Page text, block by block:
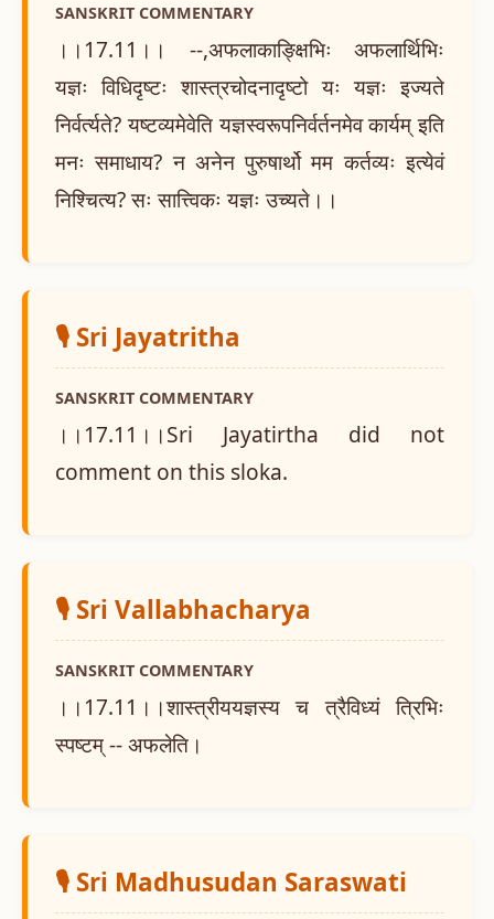
SANSKRIT COMMENTARY
।।17.11।। --,अफलाकाङ्क्षिभिः अफलार्थिभिः
यज्ञः विधिदृष्टः शास्त्रचोदनादृष्टो यः यज्ञः इज्यते
निर्वर्त्यते? यष्टव्यमेवेति यज्ञस्वरूपनिर्वर्तनमेव कार्यम् इति
मनः समाधाय? न अनेन पुरुषार्थो मम कर्तव्यः इत्येवं
निश्चित्य? सः सात्त्विकः यज्ञः उच्यते।।
🎙️ Sri Jayatritha
SANSKRIT COMMENTARY
।।17.11।।Sri Jayatirtha did not
comment on this sloka.
🎙️ Sri Vallabhacharya
SANSKRIT COMMENTARY
।।17.11।।शास्त्रीययज्ञस्य च त्रैविध्यं त्रिभिः
स्पष्टम् -- अफलेति।
🎙️ Sri Madhusudan Saraswati